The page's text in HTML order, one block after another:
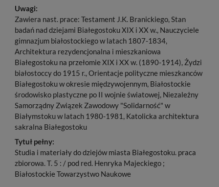
Uwagi:
Zawiera nast. prace: Testament J.K. Branickiego, Stan
badań nad dziejami Białegostoku XIX i XX w., Nauczyciele
gimnazjum białostockiego w latach 1807-1834,
Architektura rezydencjonalna i mieszkaniowa
Białegostoku na przełomie XIX i XX w. (1890-1914), Żydzi
białostoccy do 1915 r., Orientacje polityczne mieszkanców
Białegostoku w okresie międzywojennym, Białostockie
środowisko plastyczne po II wojnie światowej, Niezależny
Samorządny Związek Zawodowy "Solidarność" w
Białymstoku w latach 1980-1981, Katolicka architektura
sakralna Białegostoku
Tytuł pełny:
Studia i materiały do dziejów miasta Białegostoku. praca
zbiorowa. T. 5 : / pod red. Henryka Majeckiego ;
Białostockie Towarzystwo Naukowe